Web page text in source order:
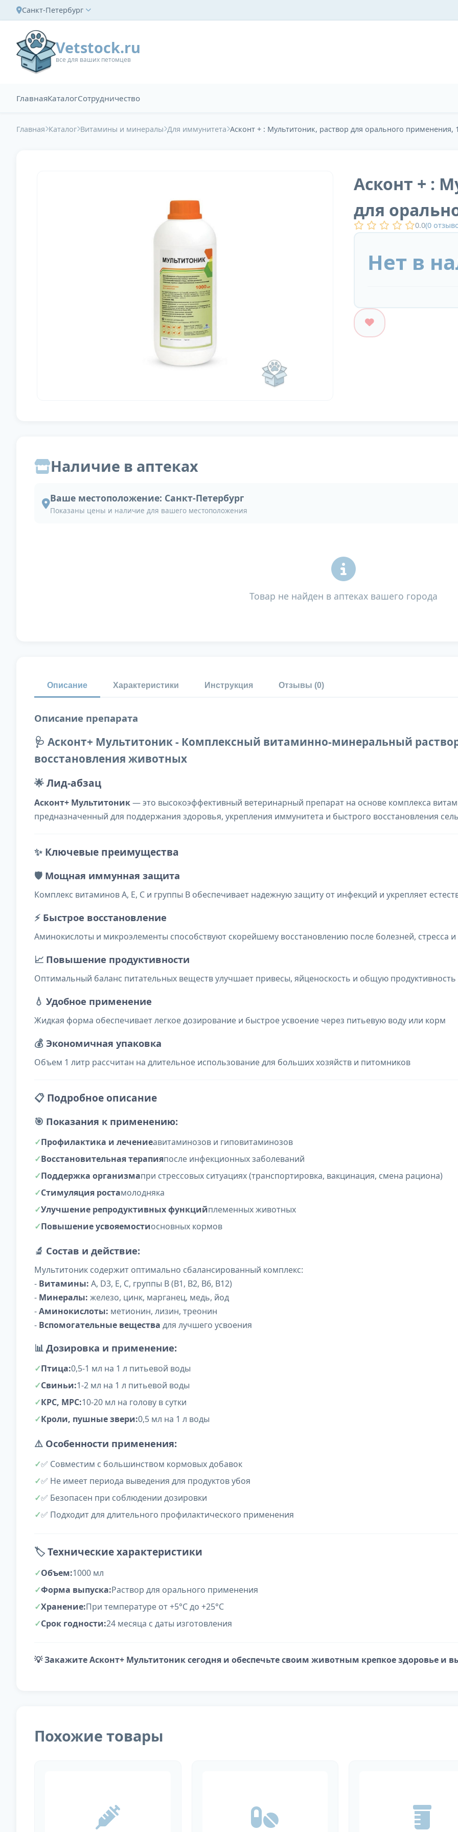
Санкт-Петербург
Vetstock.ru
все для ваших петомцев
ГлавнаяКаталогСотрудничество
Главная Каталог Витамины и минералы Для иммунитета Асконт + : Мультитоник, раствор для орального применения,
Асконт + :
для
0.0(0
Нет в
Наличие в аптеках
Ваше местоположение: Санкт-Петербург
Показаны цены и наличие для вашего местоположения
Товар не найден в аптеках вашего города
Описание Характеристики Инструкция Отзывы (0)
Описание препарата
🩺 Асконт+ Мультитоник - Комплексный витаминно-минеральный
восстановления животных
🌟Лид-абзац
Асконт+ Мультитоник— это высокоэффективный ветеринарный препарат на основе комплекса
предназначенный для поддержания здоровья, укрепления иммунитета и быстрого восстановления
✨ Ключевые преимущества
🛡️ Мощная иммунная защита
Комплекс витаминов А, Е, С и группы В обеспечивает надежную защиту от инфекций и укрепляет
⚡ Быстрое восстановление
Аминокислоты и микроэлементы способствуют скорейшему восстановлению после болезней, стресса
📈 Повышение продуктивности
Оптимальный баланс питательных веществ улучшает привесы, яйценоскость и общую
💧 Удобное применение
Жидкая форма обеспечивает легкое дозирование и быстрое усвоение через питьевую воду или корм
💰 Экономичная упаковка
Объем 1 литр рассчитан на длительное использование для больших хозяйств и питомников
📋 Подробное описание
🎯 Показания к применению:
Профилактика и лечениеавитаминозов и гиповитаминозов
Восстановительная терапияпосле инфекционных заболеваний
Поддержка организмапри стрессовых ситуациях (транспортировка, вакцинация, смена рациона)
Стимуляция ростамолодняка
Улучшение репродуктивных функцийплеменных животных
Повышение усвояемостиосновных кормов
🔬 Состав и действие:
Мультитоник содержит оптимально сбалансированный комплекс:
- Витамины: А, D3, Е, С, группы В (В1, В2, В6, В12)
- Минералы: железо, цинк, марганец, медь, йод
-Аминокислоты: метионин, лизин, треонин
- Вспомогательные вещества для лучшего усвоения
📊 Дозировка и применение:
Птица:0,5-1 мл на 1 л питьевой воды
Свиньи:1-2 мл на 1 л питьевой воды
КРС, МРС:10-20 мл на голову в сутки
Кроли, пушные звери:0,5 мл на 1 л воды
⚠️ Особенности применения:
✅ Совместим с большинством кормовых добавок
✅ Не имеет периода выведения для продуктов убоя
✅ Безопасен при соблюдении дозировки
✅ Подходит для длительного профилактического применения
🏷️Технические характеристики
Объем:1000 мл
Форма выпуска:Раствор для орального применения
Хранение:При температуре от +5°С до +25°С
Срок годности:24 месяца с даты изготовления
💡 Закажите Асконт+ Мультитоник сегодня и обеспечьте своим животным крепкое здоровье и
Похожие товары